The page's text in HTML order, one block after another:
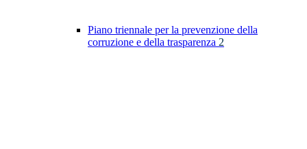
Piano triennale per la prevenzione della
corruzione e della trasparenza 2